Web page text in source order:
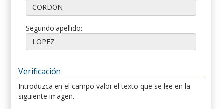
Segundo apellido:
Verificación
Introduzca en el campo valor el texto que se lee en la
siguiente imagen.